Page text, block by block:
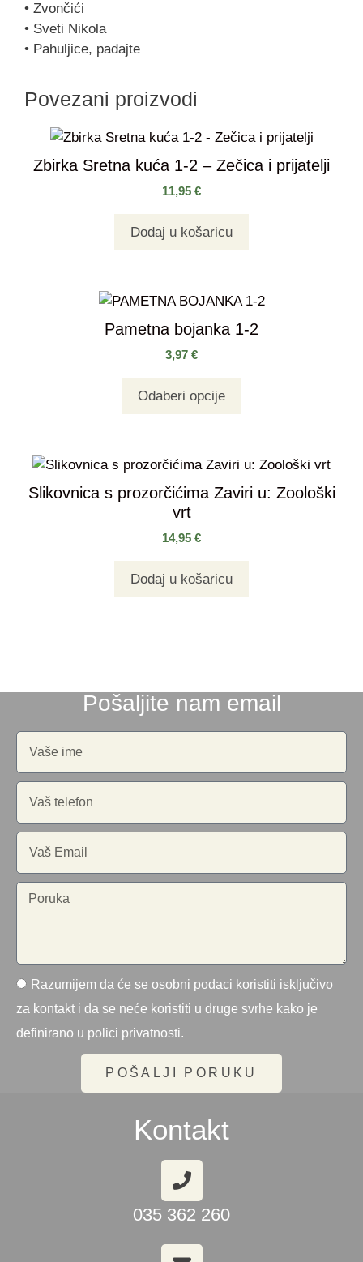
• Zvončići
• Sveti Nikola
• Pahuljice, padajte
Povezani proizvodi
Zbirka Sretna kuća 1-2 – Zečica i prijatelji
11,95 €
Dodaj u košaricu
Pametna bojanka 1-2
3,97 €
Odaberi opcije
Slikovnica s prozorčićima Zaviri u: Zoološki
vrt
14,95 €
Dodaj u košaricu
Pošaljite nam email
Razumijem da će se osobni podaci koristiti isključivo
za kontakt i da se neće koristiti u druge svrhe kako je
definirano u polici privatnosti.
POŠALJI PORUKU
Kontakt
035 362 260